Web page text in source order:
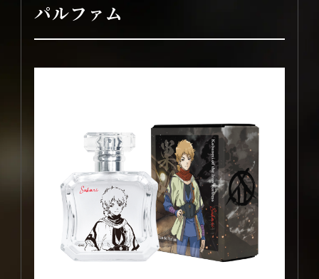
映像
MOVIE
概要
INTRODUCTION
商品情報
GOODS
パルファム